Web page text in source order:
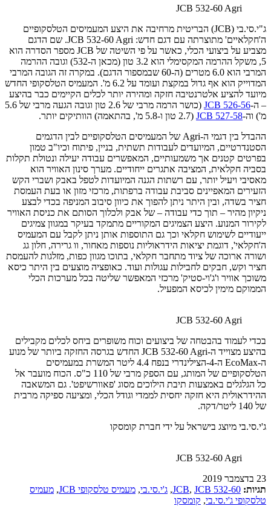
JCB 532-60 Agri
ג"י.סי.בי (JCB) הבריטית מרחיבה את היצע המעמיסים הטלסקופיים
ה'חקלאיים' מתוצרתה עם דגם חדש: JCB 532-60 Agri. שם הדגם
מצביע על ביצועי הכלי, כאשר על פי השיטה של JCB מספר הסדרה הוא
5, משקל ההרמה המקסימלי הוא 3.2 טון (מכאן ה-532) וגובה ההרמה
המרבי הוא 6.0 מטרים (ה-60 שבמספור הדגם). במקרה זה הגובה המרבי
המדוייק הוא אף גדול במקצת ועומד על 6.2 מ'. המעמיס הטלסקופי החדש
מיועד להציע אלטרנטיבה חזקה ומהירה יותר לכלים הקיימים כבר בהיצע
– ה-JCB 526-56
(כושר הרמה מרבי של 2.6 טון וגובה הגעה מרבי של 5.6
מ') וה-JCB 527-58 (2.7 טון ו-5.8 מ', בהתאמה) הוותיקים יותר.
ההבדל בין דגמי ה-Agri של המעמיסים הטלסקופיים לבין הדגמים
הסטנדרטיים, המיועדים לעבודות תשתית, בניין, פיתוח וכיו"ב טמון
בפרטים קטנים אך משמעותיים, המאפשרים עבודה יעילה ונטולת תקלות
בסביה חקלאית, המציבה אתגרים ייחודיים. מערך סינון האוויר הוא
מאסיבי ויעיל יותר, עם רשתות הגנה המיועדות לטפל באבק ושברי הקש
הזעירים המאפיינים סביבת עבודה ברפתות, מרכזי מזון או בעת העמסת
חציר בשדה, ובין היתר ניתן להפוך את כיוון סיבוב המניפה בכדי לבצע
ניקיון מהיר – תוך כדי עבודה – של אבק ולכלוך הסותם את כניסת האוויר
לקירור המנוע. היצע הצמיגים המקוריים מתמקד בעיקר במגוון צמיגים
ייעודיים לשימוש חקלאי וכך גם התוספות אותן ניתן לקבל עם המעמיס
ה'חקלאי', דוגמת יציאות הידראוליות נוספות מאחור, וו גרירה, חלון גג
ושורה ארוכה של ציוד מתחבר חקלאי, בתוכו מגוון כפות, מזלגות להעמסת
חציר וקש, חבקים לחבילות עגולות ועוד. כאופציה מוצעים בין היתר כיסא
משוכך אוויר ו'ג'וי-סטיק' מרכזי המאפשר שליטה בכל מערכות הכלי
הממוקם מימין לכיסא המפעיל.
JCB 532-60 Agri
בכדי לעמוד בהבטחה של ביצועים וכוח משופרים ביחס לכלים מקבילים
בהיצע מצוייד ה-JCB 532-60 Agri החדש בגרסה החזקה ביותר של מנוע
ה-EcoMax ה-4-הצילינדרי בנפח 4.4 ליטר המשרת במעמיסים
הטלסקופיים של המותג, עם הספק מרבי של 110 כ"ס. הכוח מועבר אל
כל הגלגלים באמצעות תיבת הילוכים מסוג 'פאוורשיפט'. גם המשאבה
ההידראולית היא חזקה יחסית לממדי וגודל הכלי, ומציעה ספיקה מרבית
של 140 ליטר/דקה.
ג'י.סי.בי מיוצג בישראל על ידי חברת קומסקו
JCB 532-60 Agri
23 בדצמבר 2019
תגיות:
JCB, JCB 532-60
, ג'י.סי.בי, מעמיס טלסקופי JCB , מעמיס
טלסקופי ג'י.סי.בי, קומסקו